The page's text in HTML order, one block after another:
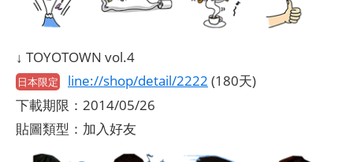
↓ TOYOTOWN vol.4
日本限定 line://shop/detail/2222 (180天)
下載期限：2014/05/26
貼圖類型：加入好友